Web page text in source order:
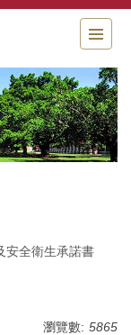
安全衛生承諾書
瀏覽數: 5865